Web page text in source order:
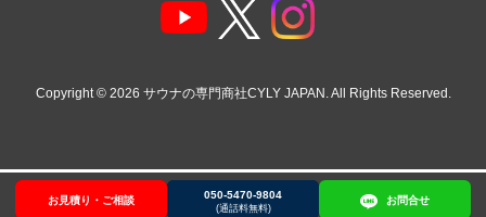
お見積り・ご相談 050-5470-9804
(通話料無料)
お問合せ
Copyright © 2026 サウナの専門商社CYLY JAPAN . All Rights Reserved.
お見積り・ご相談 050-5470-9804 お問合せ